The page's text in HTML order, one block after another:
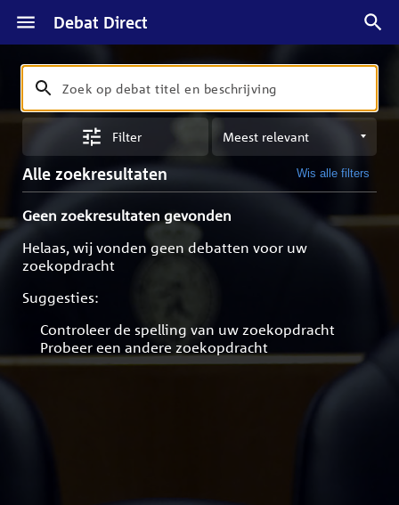
Debat Direct
Zoeken
Zoek
op
en
beschrijving
Filter
Sorteren
op
meest
Alle zoekresultaten Wis alle filters
Geen zoekresultaten gevonden
Helaas, wij vonden geen debatten voor uw
zoekopdracht
Suggesties:
Controleer de spelling van uw zoekopdracht
Probeer een andere zoekopdracht